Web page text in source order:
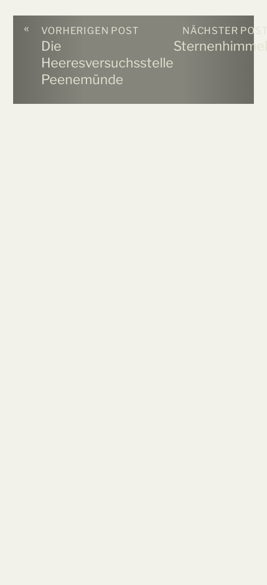
« VORHERIGEN POST
Die
Heeresversuchsstelle
Peenemünde
NÄCHSTER